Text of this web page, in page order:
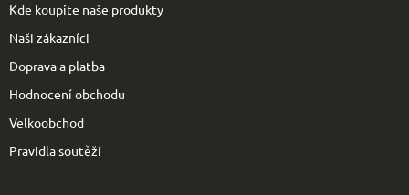
Kde koupíte naše produkty
Naši zákazníci
Doprava a platba
Hodnocení obchodu
Velkoobchod
Pravidla soutěží